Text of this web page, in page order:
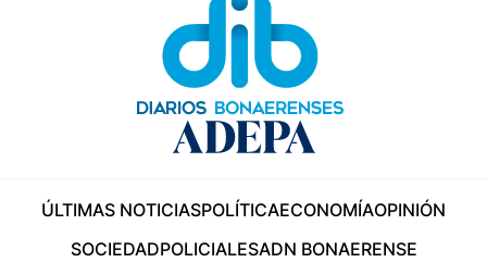
ÚLTIMAS NOTICIASPOLÍTICAECONOMÍAOPINIÓN
SOCIEDADPOLICIALESADN BONAERENSE